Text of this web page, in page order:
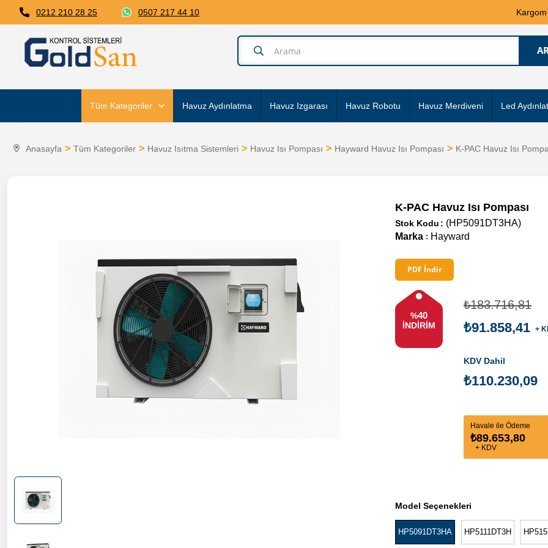
0212 210 28 25 0507 217 44 10
Tüm Kategoriler Havuz Aydınlatma Havuz Izgarası Havuz Robotu Havuz Merdiveni Led
Anasayfa Tüm Kategoriler Havuz Isıtma Sistemleri Havuz Isı Pompası Hayward Havuz Isı Pompası K-PAC Havuz Isı
K-PAC Havuz Isı Pompası
(HP5091DT3HA)
Stok Kodu
Marka : Hayward
PDF İndir
%40
İNDIRIM
₺183.716,81
₺91.858,41 +
KDV Dahil
₺110.230,09
Havale ile Ödeme
₺89.653,80
+ KDV
Model Seçenekleri
HP5091DT3HA HP5111DT3H